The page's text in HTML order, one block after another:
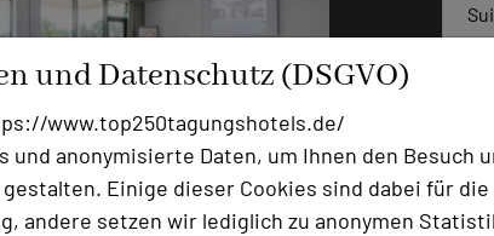
und Datenschutz (DSGVO)
www.top250tagungshotels.de/
und anonymisierte Daten, um Ihnen den Besuch
Einige dieser Cookies sind dabei für
andere setzen wir lediglich zu anonymen
1
in qm
100m²